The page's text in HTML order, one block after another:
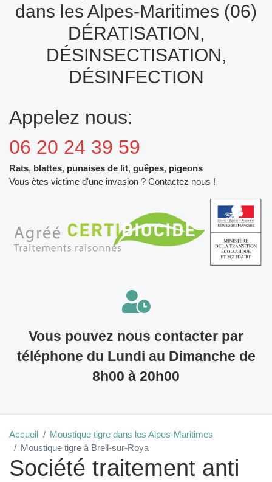
dans les Alpes-Maritimes (06)
DÉRATISATION,
DÉSINSECTISATION,
DÉSINFECTION
Appelez nous:
06 20 24 39 59
Rats, blattes, punaises de lit, guêpes, pigeons
Vous ètes victime d'une invasion ? Contactez nous !
Vous pouvez nous contacter par
téléphone du Lundi au Dimanche de
8h00 à 20h00
Accueil
Moustique tigre dans les Alpes-Maritimes
Moustique tigre à Breil-sur-Roya
Société traitement anti